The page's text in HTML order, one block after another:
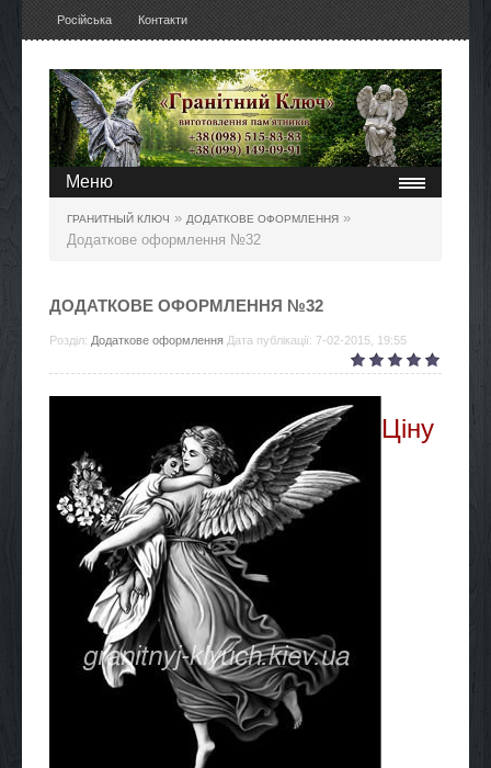
Російська Контакти
Меню
ГРАНИТНЫЙ КЛЮЧ » ДОДАТКОВЕ ОФОРМЛЕННЯ »
Додаткове оформлення №32
ДОДАТКОВЕ ОФОРМЛЕННЯ №32
Розділ: Додаткове оформлення Дата публікації: 7-02-2015, 19:55
Ціну